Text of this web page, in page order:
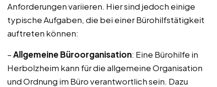
Anforderungen variieren. Hier sind jedoch einige
typische Aufgaben, die bei einer Bürohilfstätigkeit
auftreten können:
–Allgemeine Büroorganisation: Eine Bürohilfe in
Herbolzheim kann für die allgemeine Organisation
und Ordnung im Büro verantwortlich sein. Dazu